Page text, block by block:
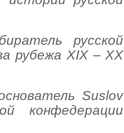
русской
рубежа XIX – XX
Suslov
конфедерации